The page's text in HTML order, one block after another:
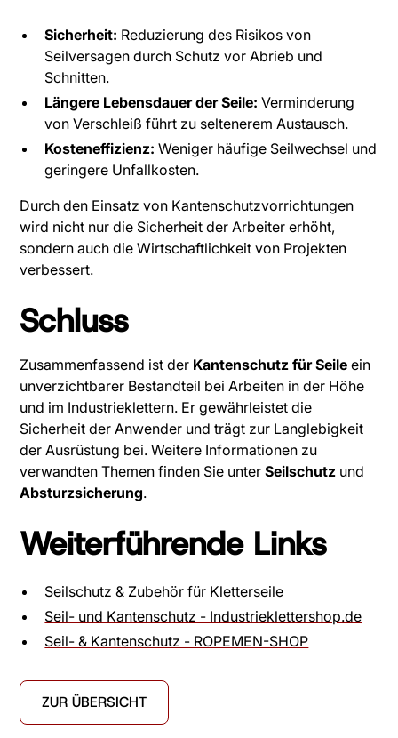
Sicherheit: Reduzierung des Risikos von
Seilversagen durch Schutz vor Abrieb und
Schnitten.
Längere Lebensdauer der Seile: Verminderung
von Verschleiß führt zu seltenerem Austausch.
Kosteneffizienz: Weniger häufige Seilwechsel und
geringere Unfallkosten.
Durch den Einsatz von Kantenschutzvorrichtungen
wird nicht nur die Sicherheit der Arbeiter erhöht,
sondern auch die Wirtschaftlichkeit von Projekten
verbessert.
Schluss
Zusammenfassend ist der Kantenschutz für Seile ein
unverzichtbarer Bestandteil bei Arbeiten in der Höhe
und im Industrieklettern. Er gewährleistet die
Sicherheit der Anwender und trägt zur Langlebigkeit
der Ausrüstung bei. Weitere Informationen zu
verwandten Themen finden Sie unterSeilschutz und
Absturzsicherung.
Weiterführende Links
Seilschutz & Zubehör für Kletterseile
Seil- und Kantenschutz - Industrieklettershop.de
Seil- & Kantenschutz - ROPEMEN-SHOP
ZUR ÜBERSICHT